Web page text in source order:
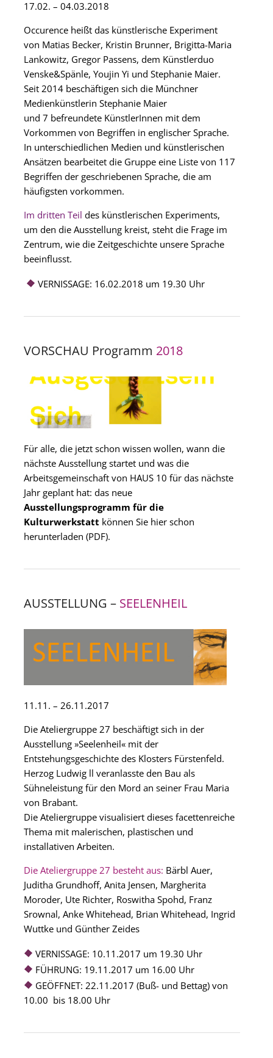
17.02. – 04.03.2018
Occurence heißt das künstlerische Experiment
von Matias Becker, Kristin Brunner, Brigitta-Maria
Lankowitz, Gregor Passens, dem Künstlerduo
Venske&Spänle,Youjin Yi undStephanie Maier.
Seit 2014 beschäftigen sich die Münchner
Medienkünstlerin Stephanie Maier
und 7 befreundete KünstlerInnen mit dem
Vorkommen von Begriffen in englischer Sprache.
In unterschiedlichen Medien und künstlerischen
Ansätzen bearbeitet die Gruppe eine Liste von 117
Begriffen der geschriebenen Sprache, die am
häufigsten vorkommen.
Im dritten Teil des künstlerischen Experiments,
um den die Ausstellung kreist, steht die Frage im
Zentrum, wie die Zeitgeschichte unsere Sprache
beeinflusst.
VERNISSAGE: 16.02.2018 um 19.30 Uhr
VORSCHAU Programm 2018
Für alle, die jetzt schon wissen wollen, wann die
nächste Ausstellung startet und was die
Arbeitsgemeinschaft von HAUS 10 für das nächste
Jahr geplant hat:das neue
Ausstellungsprogramm für die
Kulturwerkstatt können Sie hier schon
herunterladen (PDF).
AUSSTELLUNG – SEELENHEIL
11.11. – 26.11.2017
Die Ateliergruppe 27 beschäftigt sich in der
Ausstellung »Seelenheil« mit der
Entstehungsgeschichte des Klosters Fürstenfeld.
Herzog Ludwig ll veranlasste den Bau als
Sühneleistung für den Mord an seiner Frau Maria
von Brabant.
Die Ateliergruppe visualisiert dieses facettenreiche
Thema mit malerischen, plastischen und
installativen Arbeiten.
Die Ateliergruppe 27 besteht aus: Bärbl Auer,
Juditha Grundhoff, Anita Jensen, Margherita
Moroder, Ute Richter, Roswitha Spohd, Franz
Srownal, Anke Whitehead, Brian Whitehead, Ingrid
Wuttke und Günther Zeides
VERNISSAGE: 10.11.2017 um 19.30 Uhr
FÜHRUNG: 19.11.2017 um 16.00 Uhr
GEÖFFNET: 22.11.2017 (Buß- und Bettag) von
10.00 bis 18.00 Uhr